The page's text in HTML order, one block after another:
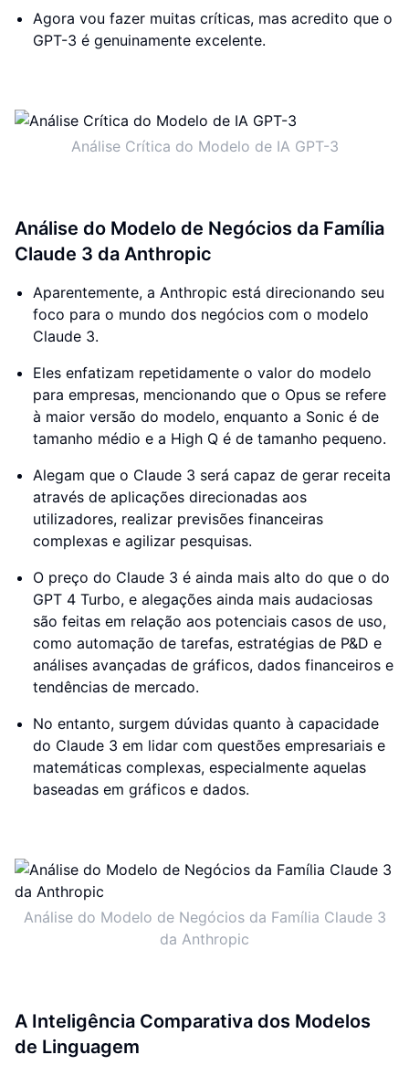
Agora vou fazer muitas críticas, mas acredito que o
GPT-3 é genuinamente excelente.
Análise Crítica do Modelo de IA GPT-3
Análise do Modelo de Negócios da Família
Claude 3 da Anthropic
Aparentemente, a Anthropic está direcionando seu
foco para o mundo dos negócios com o modelo
Claude 3.
Eles enfatizam repetidamente o valor do modelo
para empresas, mencionando que o Opus se refere
à maior versão do modelo, enquanto a Sonic é de
tamanho médio e a High Q é de tamanho pequeno.
Alegam que o Claude 3 será capaz de gerar receita
através de aplicações direcionadas aos
utilizadores, realizar previsões financeiras
complexas e agilizar pesquisas.
O preço do Claude 3 é ainda mais alto do que o do
GPT 4 Turbo, e alegações ainda mais audaciosas
são feitas em relação aos potenciais casos de uso,
como automação de tarefas, estratégias de P&D e
análises avançadas de gráficos, dados financeiros e
tendências de mercado.
No entanto, surgem dúvidas quanto à capacidade
do Claude 3 em lidar com questões empresariais e
matemáticas complexas, especialmente aquelas
baseadas em gráficos e dados.
Análise do Modelo de Negócios da Família Claude 3
da Anthropic
A Inteligência Comparativa dos Modelos
de Linguagem